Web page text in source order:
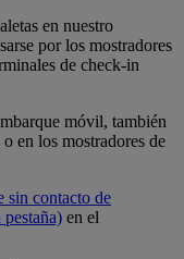
en nuestro
por los mostradores
de check-in
móvil, también
en los mostradores de
sin contacto de
en el